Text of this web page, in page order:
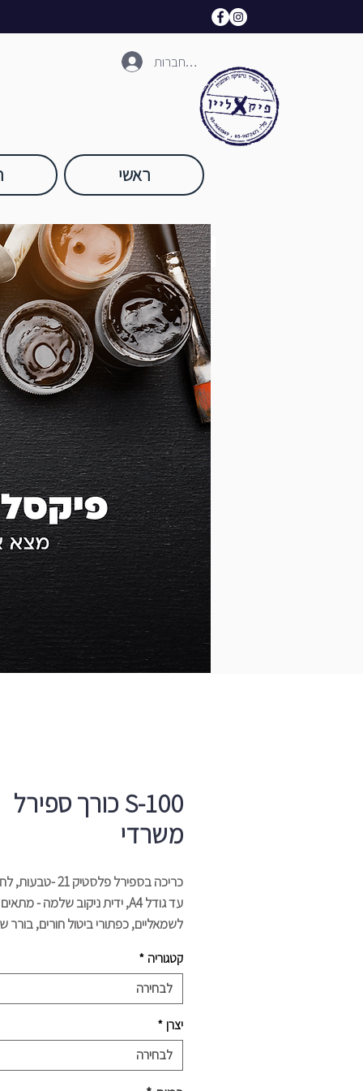
להתחברות
ראשי
100-S כורך ספירל
משרדי
כריכה בספירל פלסטיק 21 -
עד גודל A4, ידית ניקוב שלמה - מתאים
לשמאליים, כפתורי ביטול חורים, בורר
כושר ניקוב: 20 דף
כושר כריכה: 500 דף
מידות: 40x43x39 ס“מ
משקל: 3.8 ק“ג
קטגוריה *
לבחירה
יצרן *
לבחירה